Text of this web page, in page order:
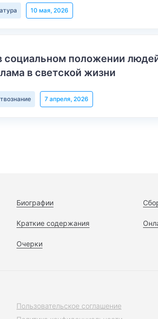
10 мая, 2026
социальном положении
в светской жизни
7 апреля, 2026
Биографии
Краткие содержания
Очерки
Пользовательское соглашение